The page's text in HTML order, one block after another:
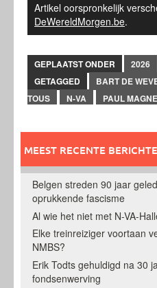
Artikel oorspronkelijk
DeWereldMorgen.be.
GEPLAATST ONDER 2026
GETAGGED
BART DE
TOUS
N-VA PAUL
MEEST RECENTE
Belgen streden 90 jaar
oprukkende fascisme
Al wie het niet met N-VA-
Elke treinreiziger voortaan
NMBS?
Erik Todts gehuldigd na 30
fondsenwerving